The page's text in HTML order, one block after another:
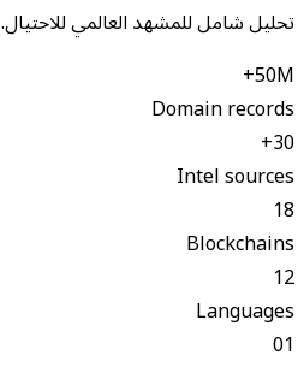
تحليل شامل للمشهد العالمي للاحتيال.
50M+
Domain records
30+
Intel sources
18
Blockchains
12
Languages
01